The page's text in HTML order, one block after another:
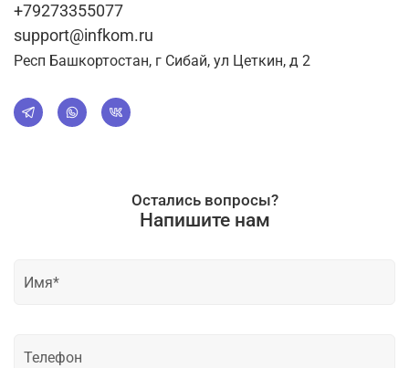
+79273355077
support@infkom.ru
Респ Башкортостан, г Сибай, ул Цеткин, д 2
Остались вопросы?
Напишите нам